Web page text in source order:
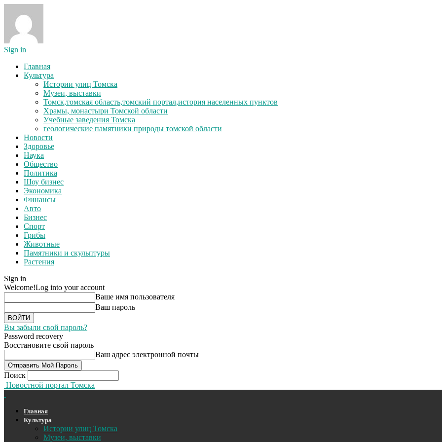
Sign in
Главная
Культура
Истории улиц Томска
Музеи, выставки
Томск,томская область,томский портал,история населенных пунктов
Храмы, монастыри Томской области
Учебные заведения Томска
геологические памятники природы томской области
Новости
Здоровье
Наука
Общество
Политика
Шоу бизнес
Экономика
Финансы
Авто
Бизнес
Спорт
Грибы
Животные
Памятники и скульптуры
Растения
Sign in
Welcome!Log into your account
Ваше имя пользователя
Ваш пароль
Вы забыли свой пароль?
Password recovery
Восстановите свой пароль
Ваш адрес электронной почты
Поиск
Новостной портал Томска
Главная
Культура
Истории улиц Томска
Музеи, выставки